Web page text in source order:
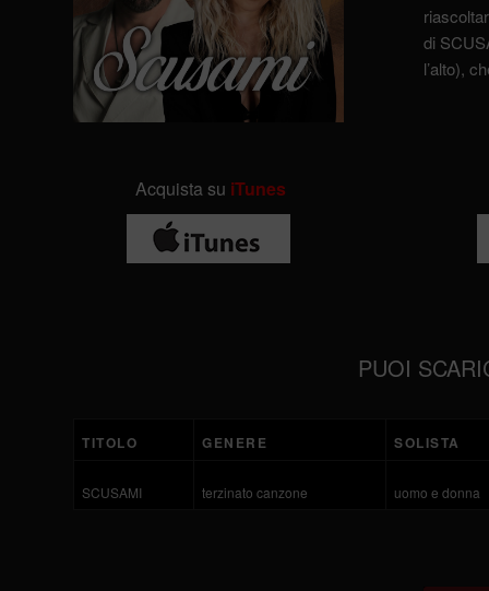
di
l’alto),
Acquista su iTunes
PUOI
TITOLO GENERE SOLISTA
SCUSAMI terzinato canzone uomo e donna